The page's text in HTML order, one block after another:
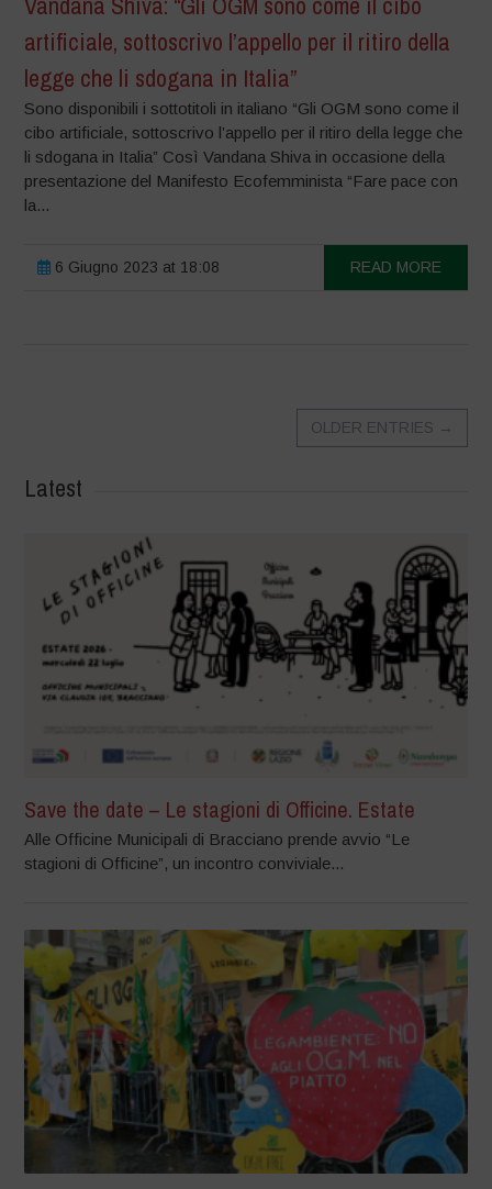
artificiale, sottoscrivo l’appello per il ritiro della
legge che li sdogana in Italia”
Sono disponibili i sottotitoli in italiano “Gli OGM sono come il
cibo artificiale, sottoscrivo l’appello per il ritiro della legge che
li sdogana in Italia” Così Vandana Shiva in occasione della
presentazione del Manifesto Ecofemminista “Fare pace con
la...
6 Giugno 2023 at 18:08 READ MORE
OLDER ENTRIES →
Latest
Save the date – Le stagioni di Officine. Estate
Alle Officine Municipali di Bracciano prende avvio “Le
stagioni di Officine”, un incontro conviviale...